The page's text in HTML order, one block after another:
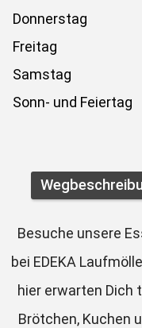
Donnerstag
Freitag
Samstag
Sonn- und Feiertag
Besuche unsere
bei EDEKA
hier erwarten Dich
Brötchen, Kuchen